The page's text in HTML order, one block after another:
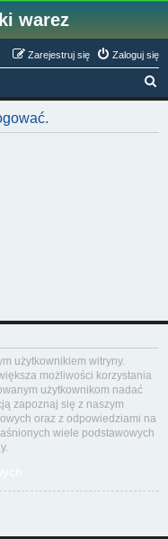
warez
Zaloguj się
Zarejestruj się
z
użytkownikiem witryny.
możliwości korzystania
użytkownikom nadać
zapoznaj się z naszym
oraz z odpowiedziami na
wiele podstawowych